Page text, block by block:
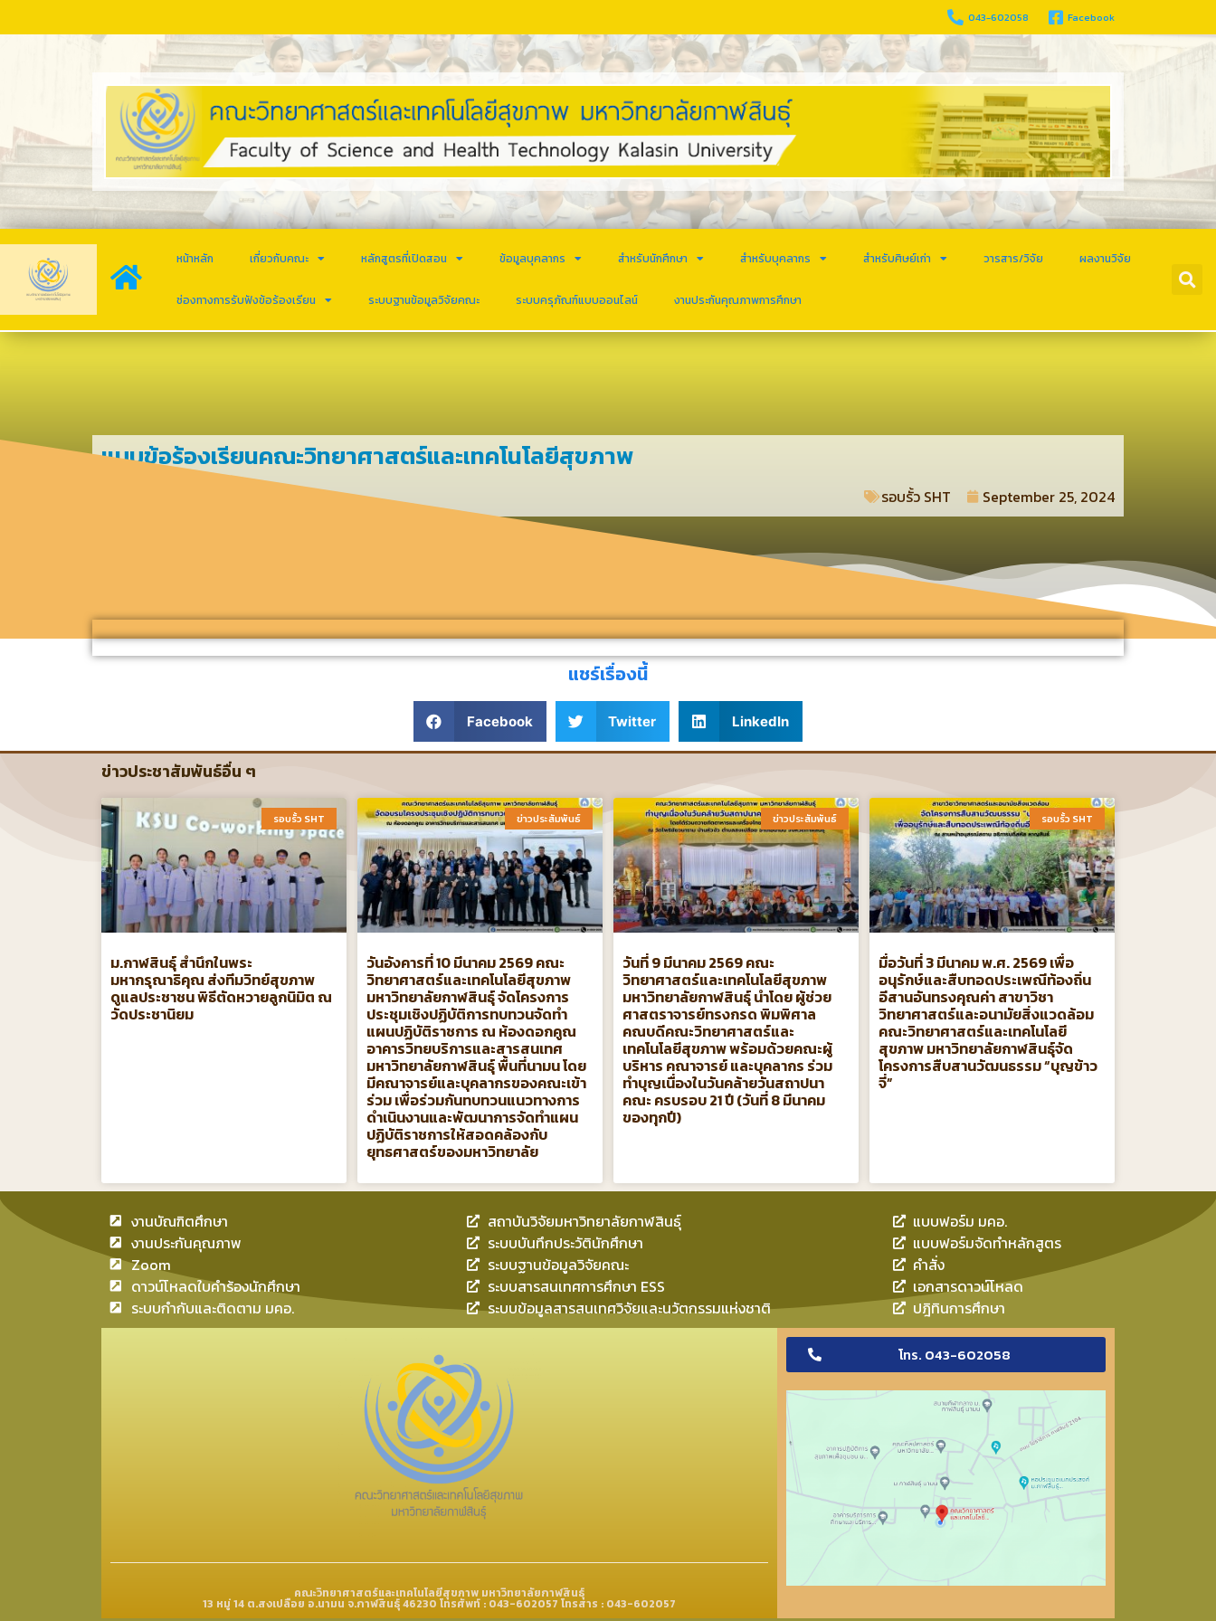
043-602058 Facebook
หน้าหลัก เกี่ยวกับคณะ หลักสูตรที่เปิดสอน ข้อมูลบุคลากร สำหรับนักศึกษา สำหรับบุคลากร สำหรับศิษย์เก่า วารสาร/วิจัย ผลงานวิจัย
ช่องทางการรับฟังข้อร้องเรียน ระบบฐานข้อมูลวิจัยคณะ ระบบครุภัณฑ์แบบออนไลน์ งานประกันคุณภาพการศึกษา
แบบข้อร้องเรียนคณะวิทยาศาสตร์และเทคโนโลยีสุขภาพ
รอบรั้ว SHT​ September 25, 2024
แชร์เรื่องนี้
Facebook Twitter LinkedIn
ข่าวประชาสัมพันธ์อื่น ๆ
รอบรั้ว SHT​
ม.กาฬสินธุ์ สำนึกในพระ
มหากรุณาธิคุณ ส่งทีมวิทย์สุขภาพ
ดูแลประชาชน พิธีตัดหวายลูกนิมิต ณ
วัดประชานิยม
ข่าวประสัมพันธ์​
วันอังคารที่ 10 มีนาคม 2569 คณะ
วิทยาศาสตร์และเทคโนโลยีสุขภาพ
มหาวิทยาลัยกาฬสินธุ์ จัดโครงการ
ประชุมเชิงปฏิบัติการทบทวนจัดทํา
แผนปฏิบัติราชการ ณ ห้องดอกคูณ
อาคารวิทยบริการและสารสนเทศ
มหาวิทยาลัยกาฬสินธุ์ พื้นที่นามน โดย
มีคณาจารย์และบุคลากรของคณะเข้า
ร่วม เพื่อร่วมกันทบทวนแนวทางการ
ดำเนินงานและพัฒนาการจัดทำแผน
ปฏิบัติราชการให้สอดคล้องกับ
ยุทธศาสตร์ของมหาวิทยาลัย
ข่าวประสัมพันธ์​
วันที่ 9 มีนาคม 2569 คณะ
วิทยาศาสตร์และเทคโนโลยีสุขภาพ
มหาวิทยาลัยกาฬสินธุ์ นำโดย ผู้ช่วย
ศาสตราจารย์ทรงกรด พิมพิศาล
คณบดีคณะวิทยาศาสตร์และ
เทคโนโลยีสุขภาพ พร้อมด้วยคณะผู้
บริหาร คณาจารย์ และบุคลากร ร่วม
ทำบุญเนื่องในวันคล้ายวันสถาปนา
คณะ ครบรอบ 21 ปี (วันที่ 8 มีนาคม
ของทุกปี)
รอบรั้ว SHT​
มื่อวันที่ 3 มีนาคม พ.ศ. 2569 เพื่อ
อนุรักษ์และสืบทอดประเพณีท้องถิ่น
อีสานอันทรงคุณค่า สาขาวิชา
วิทยาศาสตร์และอนามัยสิ่งแวดล้อม
คณะวิทยาศาสตร์และเทคโนโลยี
สุขภาพ มหาวิทยาลัยกาฬสินธุ์จัด
โครงการสืบสานวัฒนธรรม “บุญข้าว
จี่”
งานบัณฑิตศึกษา
งานประกันคุณภาพ
Zoom
ดาวน์โหลดใบคำร้องนักศึกษา
ระบบกำกับและติดตาม มคอ.
สถาบันวิจัยมหาวิทยาลัยกาฬสินธุ์
ระบบบันทึกประวัตินักศึกษา
ระบบฐานข้อมูลวิจัยคณะ
ระบบสารสนเทศการศึกษา ESS
ระบบข้อมูลสารสนเทศวิจัยและนวัตกรรมแห่งชาติ
แบบฟอร์ม มคอ.
แบบฟอร์มจัดทำหลักสูตร
คำสั่ง
เอกสารดาวน์โหลด
ปฎิทินการศึกษา
คณะวิทยาศาสตร์และเทคโนโลยีสุขภาพ มหาวิทยาลัยกาฬสินธุ์
13 หมู่ 14 ต.สงเปลือย อ.นามน จ.กาฬสินธุ์ 46230 โทรศัพท์ : 043-602057 โทรสาร : 043-602057
โทร. 043-602058